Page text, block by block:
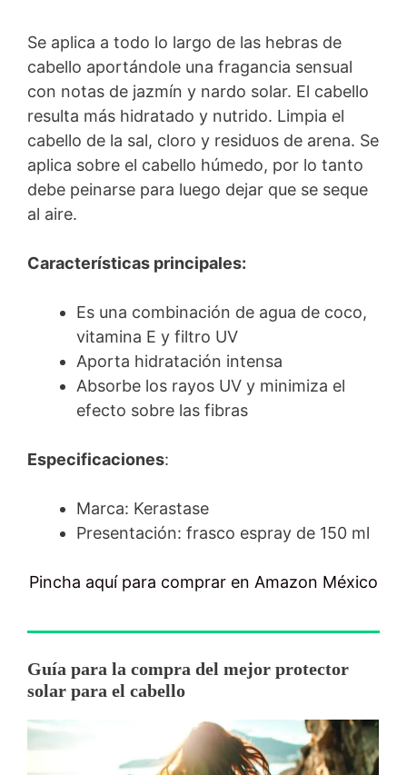
Se aplica a todo lo largo de las hebras de
cabello aportándole una fragancia sensual
con notas de jazmín y nardo solar. El cabello
resulta más hidratado y nutrido. Limpia el
cabello de la sal, cloro y residuos de arena. Se
aplica sobre el cabello húmedo, por lo tanto
debe peinarse para luego dejar que se seque
al aire.
Características principales:
Es una combinación de agua de coco,
vitamina E y filtro UV
Aporta hidratación intensa
Absorbe los rayos UV y minimiza el
efecto sobre las fibras
Especificaciones:
Marca: Kerastase
Presentación: frasco espray de 150 ml
Pincha aquí para comprar en Amazon México
Guía para la compra del mejor protector
solar para el cabello